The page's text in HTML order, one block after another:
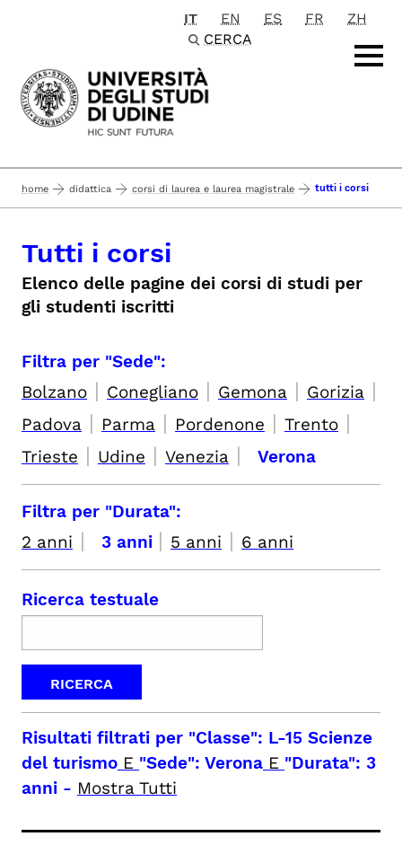
Passa al contenuto principale
IT EN ES FR
ZH
CERCA
home didattica corsi di laurea e laurea magistrale tutti i corsi
Tutti i corsi
Elenco delle pagine dei corsi di studi per
gli studenti iscritti
Filtra per "Sede":
Bolzano | Conegliano | Gemona | Gorizia |
Padova | Parma | Pordenone | Trento |
Trieste | Udine | Venezia | Verona
Filtra per "Durata":
2 anni | 3 anni | 5 anni | 6 anni
Ricerca testuale
Risultati filtrati per "Classe": L-15 Scienze
del turismo E "Sede": Verona E "Durata": 3
anni - Mostra Tutti